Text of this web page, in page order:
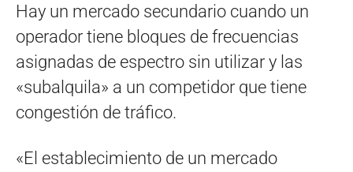
Hay un mercado secundario cuando un
operador tiene bloques de frecuencias
asignadas de espectro sin utilizar y las
«subalquila» a un competidor que tiene
congestión de tráfico.
«El establecimiento de un mercado